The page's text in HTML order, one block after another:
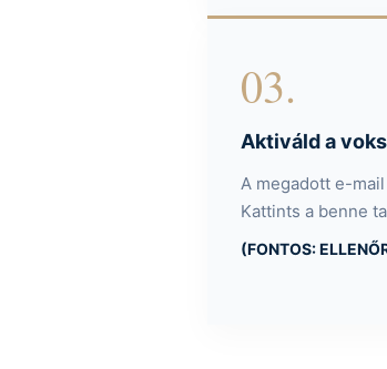
03.
Aktiváld a
A megadott e-
Kattints a benne
(FONTOS: